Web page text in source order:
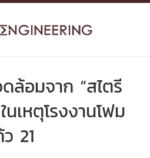
ล้อมจาก “สไตรี
นเหตุโรงงานโฟม
21